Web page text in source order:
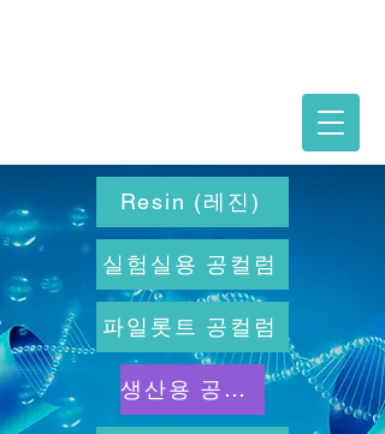
Resin (레진)
실험실용 공컬럼
파일롯트 공컬럼
생산용 공컬럼